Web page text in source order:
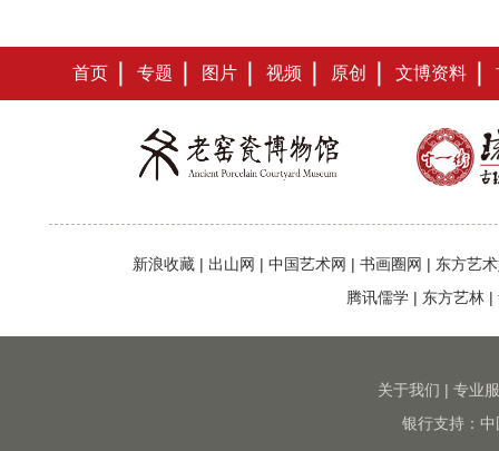
首页 专题 图片 视频 原创 文博资料
新浪收藏 | 出山网 | 中国艺术网 | 书画圈网 | 东方艺
腾讯儒学 | 东方艺林 |
关于我们 | 专业
银行支持：